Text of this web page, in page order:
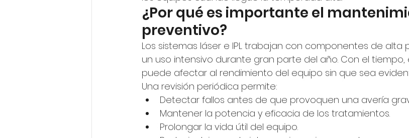
¿Por qué es importante el
preventivo?
Los sistemas láser e IPL trabajan con componentes de alta
un uso intensivo durante gran parte del año. Con el
puede afectar al rendimiento del equipo sin que sea
Una revisión periódica permite:
Detectar fallos antes de que provoquen una avería
Mantener la potencia y eficacia de los tratamientos.
Prolongar la vida útil del equipo.